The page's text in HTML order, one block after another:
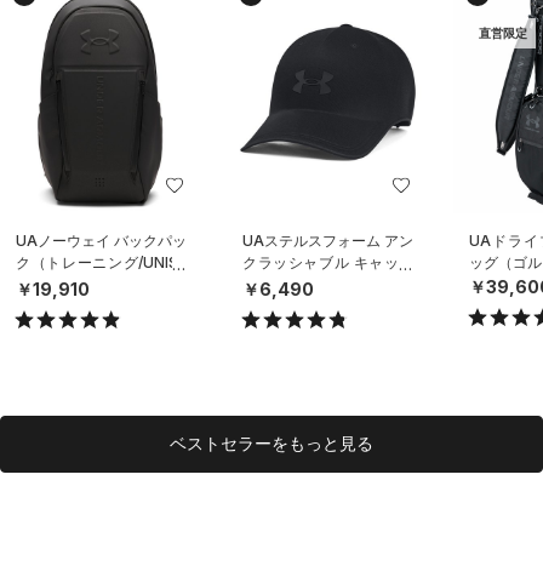
UAノーウェイ バックパッ
ク（トレーニング/UNISE
X）
￥19,910
UAステルスフォーム アン
クラッシャブル キャップ
（ライフスタイル/UNISE
￥6,490
直営限定
UAドライ
ッグ（ゴ
￥
ベストセラーをもっと見る